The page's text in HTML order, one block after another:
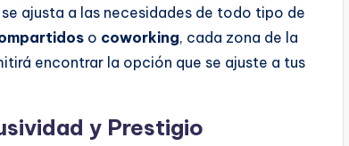
ajusta a las necesidades de todo tipo de
o coworking, cada zona de la
encontrar la opción que se ajuste a tus
y Prestigio